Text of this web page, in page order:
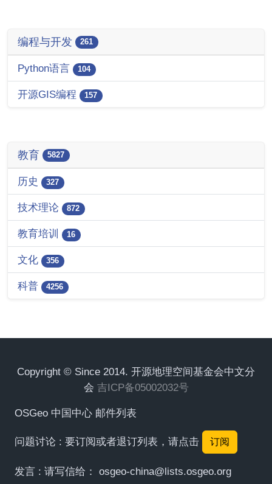
编程与开发 261
Python语言 104
开源GIS编程 157
教育 5827
历史 327
技术理论 872
教育培训 16
文化 356
科普 4256
Copyright © Since 2014. 开源地理空间基金会中文分
会 吉ICP备05002032号
OSGeo 中国中心 邮件列表
问题讨论 : 要订阅或者退订列表，请点击 订阅
发言 : 请写信给： osgeo-china@lists.osgeo.org